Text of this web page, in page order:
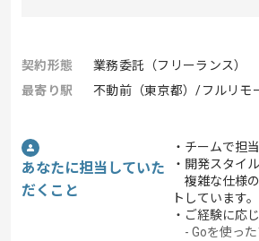
契約形態
業務委託（フリーランス）
最寄り駅
不動前（東京都）/フルリモ
あなたに担当していた
だくこと
・チームで担
・開発スタイ
複雑な仕様
トしています。
・ご経験に応
- Goを使った